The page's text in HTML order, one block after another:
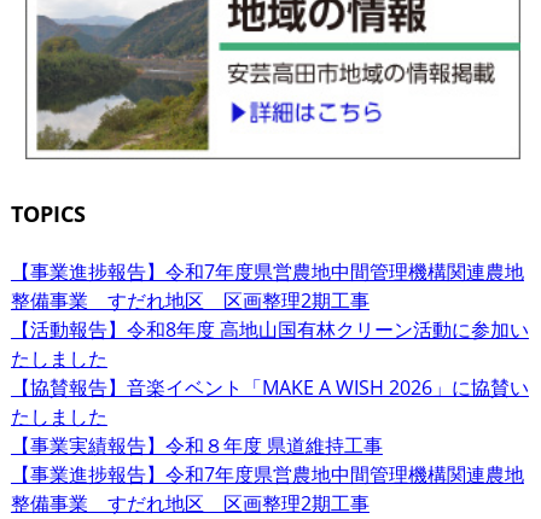
TOPICS
【事業進捗報告】令和7年度県営農地中間管理機構関連農地
整備事業 すだれ地区 区画整理2期工事
【活動報告】令和8年度 高地山国有林クリーン活動に参加い
たしました
【協賛報告】音楽イベント「MAKE A WISH 2026」に協賛い
たしました
【事業実績報告】令和８年度 県道維持工事
【事業進捗報告】令和7年度県営農地中間管理機構関連農地
整備事業 すだれ地区 区画整理2期工事